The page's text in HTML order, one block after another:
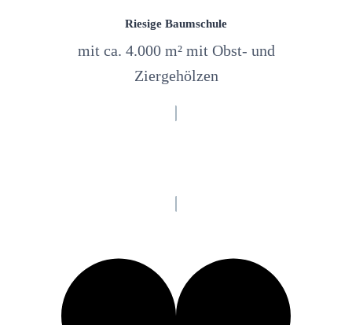
Riesige Baumschule
mit ca. 4.000 m² mit Obst- und
Ziergehölzen